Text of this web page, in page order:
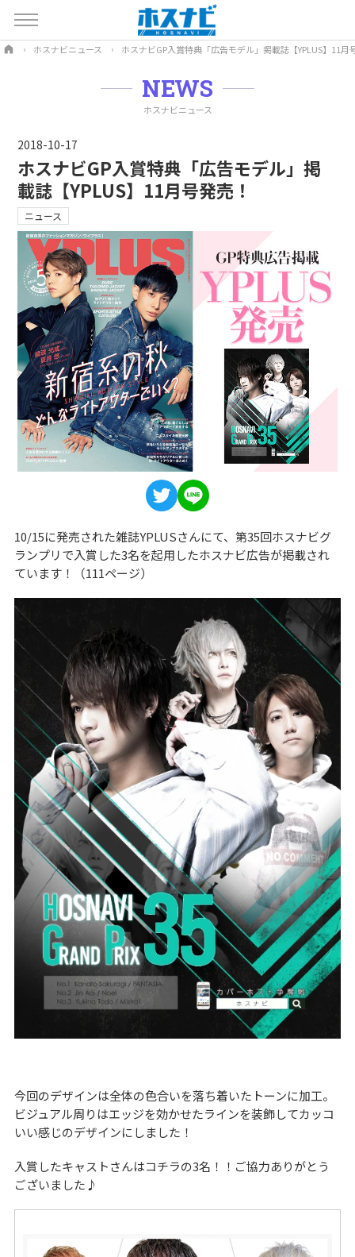
ホスナビニュース ホスナビGP入賞特典「広告モデル」掲載誌【YPLUS】11月
NEWS
ホスナビニュース
2018-10-17
ホスナビGP入賞特典「広告モデル」掲
載誌【YPLUS】11月号発売！
ニュース
10/15に発売された雑誌YPLUSさんにて、第35回ホスナビグ
ランプリで入賞した3名を起用したホスナビ広告が掲載され
ています！（111ページ）
今回のデザインは全体の色合いを落ち着いたトーンに加工。
ビジュアル周りはエッジを効かせたラインを装飾してカッコ
いい感じのデザインにしました！
入賞したキャストさんはコチラの3名！！ご協力ありがとう
ございました♪